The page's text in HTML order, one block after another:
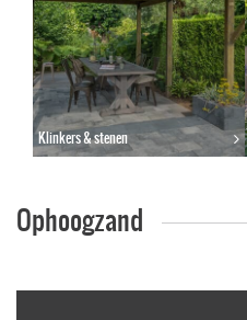
Klinkers & stenen
Ophoogzand